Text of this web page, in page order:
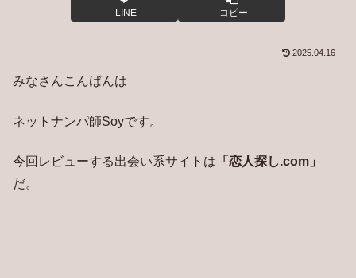
LINE コピー
2025.04.16
みなさんこんばんは
ネットナンパ師Soyです。
今回レビューする出会い系サイトは 「恋人探し.com」
だ。